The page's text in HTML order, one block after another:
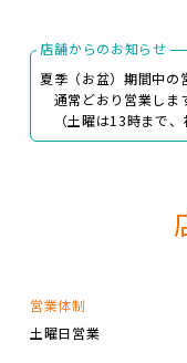
店舗からのお知らせ
夏季（お盆）期間中の
通常どおり営業しま
（土曜は13時まで、
営業体制
土曜日営業